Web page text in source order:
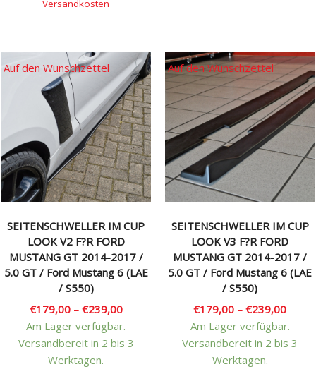
Versandkosten
auf.
Die
Optionen
können
auf
der
Produktseite
gewählt
werden
SEITENSCHWELLER IM CUP
LOOK V2 F?R FORD
MUSTANG GT 2014-2017 /
5.0 GT / Ford Mustang 6 (LAE
/ S550)
€179,00– €239,00
Am Lager verfügbar.
Versandbereit in 2 bis 3
Werktagen.
Auf den Wunschzettel
SEITENSCHWELLER IM CUP
LOOK V3 F?R FORD
MUSTANG GT 2014-2017 /
5.0 GT / Ford Mustang 6 (LAE
/ S550)
€179,00 –€239,00
Am Lager verfügbar.
Versandbereit in 2 bis 3
Werktagen.
Auf den Wunschzettel